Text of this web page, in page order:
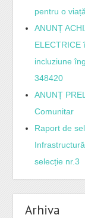
pentru o
ANUNȚ
ELECTRICE
incluziune
348420
ANUNȚ
Comunitar
Raport de
selecție nr.3
Arhiva